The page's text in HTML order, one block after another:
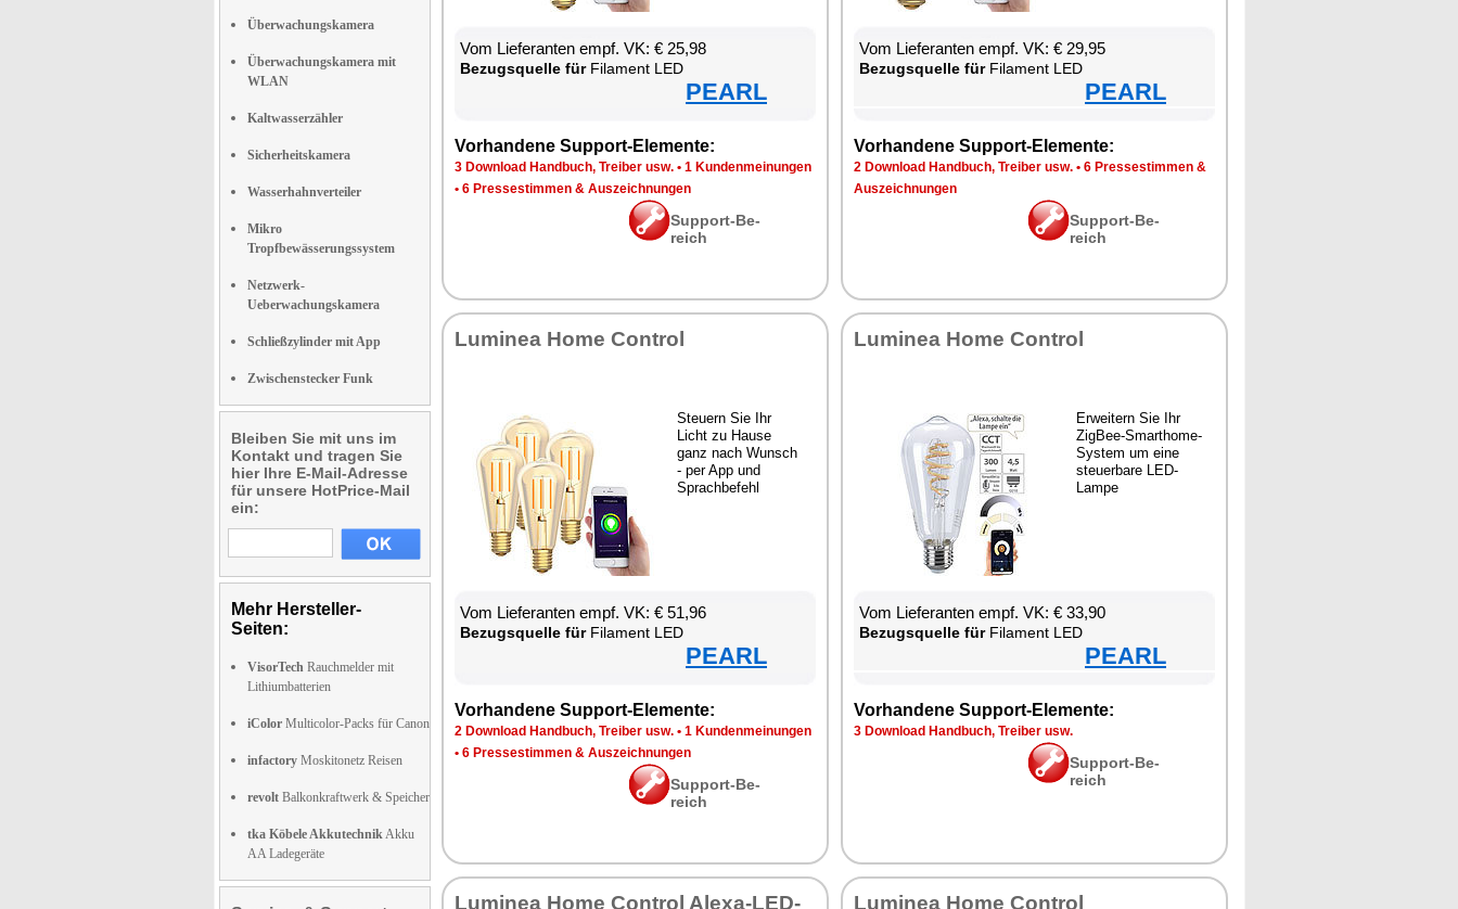
Überwachungskamera
Überwachungskamera mit
WLAN
Kaltwasserzähler
Sicherheitskamera
Wasserhahnverteiler
Mikro
Tropfbewässerungssystem
Netzwerk-
Ueberwachungskamera
Schließzylinder mit App
Zwischenstecker Funk
Bleiben Sie mit uns im
Kontakt und tragen Sie
hier Ihre E-Mail-Adresse
für unsere HotPrice-Mail
ein:
Mehr Hersteller-
Seiten:
VisorTech Rauchmelder mit
Lithiumbatterien
iColor Multicolor-Packs für Canon
infactory Moskitonetz Reisen
revolt Balkonkraftwerk & Speicher
tka Köbele AkkutechnikAkku
AA Ladegeräte
Vom Lie­fe­ran­ten empf. VK: € 25,98
Be­zugs­quel­le fürFil­ament LED
PEARL
Vor­han­de­ne Sup­port-Ele­men­te:
3 Down­load Hand­buch, Trei­ber usw. • 1 Kun­den­mei­nun­gen
• 6 Pres­se­stim­men & Aus­zeich­nun­gen
Sup­port-Be­
reich
Vom Lie­fe­ran­ten empf. VK: € 29,95
Be­zugs­quel­le fürFil­ament LED
PEARL
Vor­han­de­ne Sup­port-Ele­men­te:
2 Down­load Hand­buch, Trei­ber usw. • 6 Pres­se­stim­men &
Aus­zeich­nun­gen
Sup­port-Be­
reich
Lu­mi­nea Ho­me Con­trol
Steu­ern Sie Ihr
Licht zu Hau­se
ganz nach Wunsch
- per App und
Sprach­be­fehl
Vom Lie­fe­ran­ten empf. VK: € 51,96
Be­zugs­quel­le fürFil­ament LED
PEARL
Vor­han­de­ne Sup­port-Ele­men­te:
2 Down­load Hand­buch, Trei­ber usw. • 1 Kun­den­mei­nun­gen
• 6 Pres­se­stim­men & Aus­zeich­nun­gen
Sup­port-Be­
reich
Lu­mi­nea Ho­me Con­trol
Er­wei­tern Sie Ihr
Zig­Bee-Smar­tho­me-
Sys­tem um ei­ne
steu­er­ba­re LED-
Lam­pe
Vom Lie­fe­ran­ten empf. VK: € 33,90
Be­zugs­quel­le fürFil­ament LED
PEARL
Vor­han­de­ne Sup­port-Ele­men­te:
3 Down­load Hand­buch, Trei­ber usw.
Sup­port-Be­
reich
Lu­mi­nea Ho­me Con­trol Ale­xa-LED-
Lu­mi­nea Ho­me Con­trol